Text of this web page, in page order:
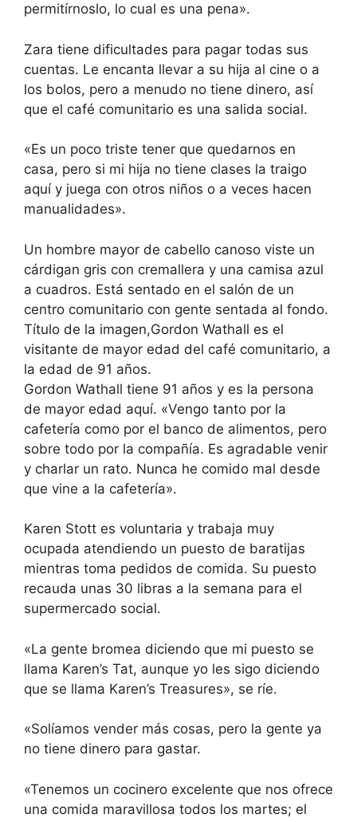
permitírnoslo, lo cual es una pena».
Zara tiene dificultades para pagar todas sus
cuentas. Le encanta llevar a su hija al cine o a
los bolos, pero a menudo no tiene dinero, así
que el café comunitario es una salida social.
«Es un poco triste tener que quedarnos en
casa, pero si mi hija no tiene clases la traigo
aquí y juega con otros niños o a veces hacen
manualidades».
Un hombre mayor de cabello canoso viste un
cárdigan gris con cremallera y una camisa azul
a cuadros. Está sentado en el salón de un
centro comunitario con gente sentada al fondo.
Título de la imagen,Gordon Wathall es el
visitante de mayor edad del café comunitario, a
la edad de 91 años.
Gordon Wathall tiene 91 años y es la persona
de mayor edad aquí. «Vengo tanto por la
cafetería como por el banco de alimentos, pero
sobre todo por la compañía. Es agradable venir
y charlar un rato. Nunca he comido mal desde
que vine a la cafetería».
Karen Stott es voluntaria y trabaja muy
ocupada atendiendo un puesto de baratijas
mientras toma pedidos de comida. Su puesto
recauda unas 30 libras a la semana para el
supermercado social.
«La gente bromea diciendo que mi puesto se
llama Karen’s Tat, aunque yo les sigo diciendo
que se llama Karen’s Treasures», se ríe.
«Solíamos vender más cosas, pero la gente ya
no tiene dinero para gastar.
«Tenemos un cocinero excelente que nos ofrece
una comida maravillosa todos los martes; el